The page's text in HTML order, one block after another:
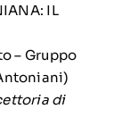
IL
– Gruppo
di